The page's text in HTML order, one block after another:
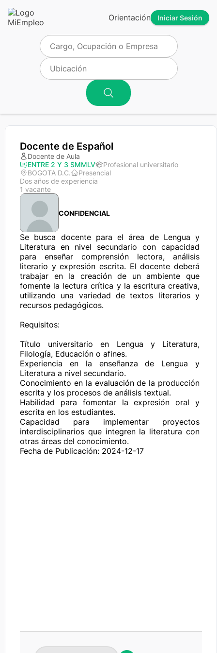
Orientación Iniciar Sesión
Docente de Español
Docente de Aula
ENTRE 2 Y 3 SMMLV
Profesional universitario
BOGOTA D.C.
Presencial
Dos años de experiencia
1 vacante
CONFIDENCIAL
Se busca docente para el área de Lengua y
Literatura en nivel secundario con capacidad
para enseñar comprensión lectora, análisis
literario y expresión escrita. El docente deberá
trabajar en la creación de un ambiente que
fomente la lectura crítica y la escritura creativa,
utilizando una variedad de textos literarios y
recursos pedagógicos.
Requisitos:
Título universitario en Lengua y Literatura,
Filología, Educación o afines.
Experiencia en la enseñanza de Lengua y
Literatura a nivel secundario.
Conocimiento en la evaluación de la producción
escrita y los procesos de análisis textual.
Habilidad para fomentar la expresión oral y
escrita en los estudiantes.
Capacidad para implementar proyectos
interdisciplinarios que integren la literatura con
Fecha de Publicación: 2024-12-17